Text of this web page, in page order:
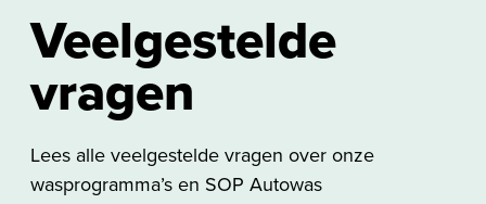
Veelgestelde
vragen
Lees alle veelgestelde vragen over onze
wasprogramma’s en SOP Autowas